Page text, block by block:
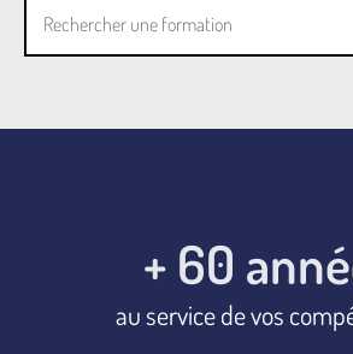
au service de vos
+ 60